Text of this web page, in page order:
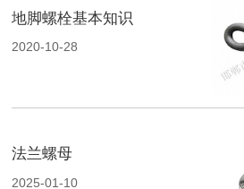
地脚螺栓基本知识
2020-10-28
法兰螺母
2025-01-10